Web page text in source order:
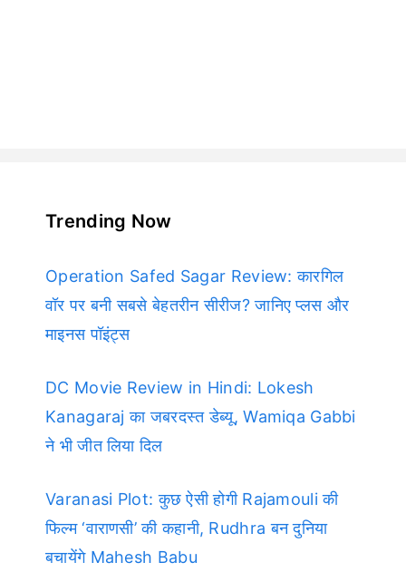
Trending Now
Operation Safed Sagar Review: कारगिल
वॉर पर बनी सबसे बेहतरीन सीरीज? जानिए प्लस और
माइनस पॉइंट्स
DC Movie Review in Hindi: Lokesh
Kanagaraj का जबरदस्त डेब्यू, Wamiqa Gabbi
ने भी जीत लिया दिल
Varanasi Plot: कुछ ऐसी होगी Rajamouli की
फिल्म ‘वाराणसी’ की कहानी, Rudhra बन दुनिया
बचायेंगे Mahesh Babu